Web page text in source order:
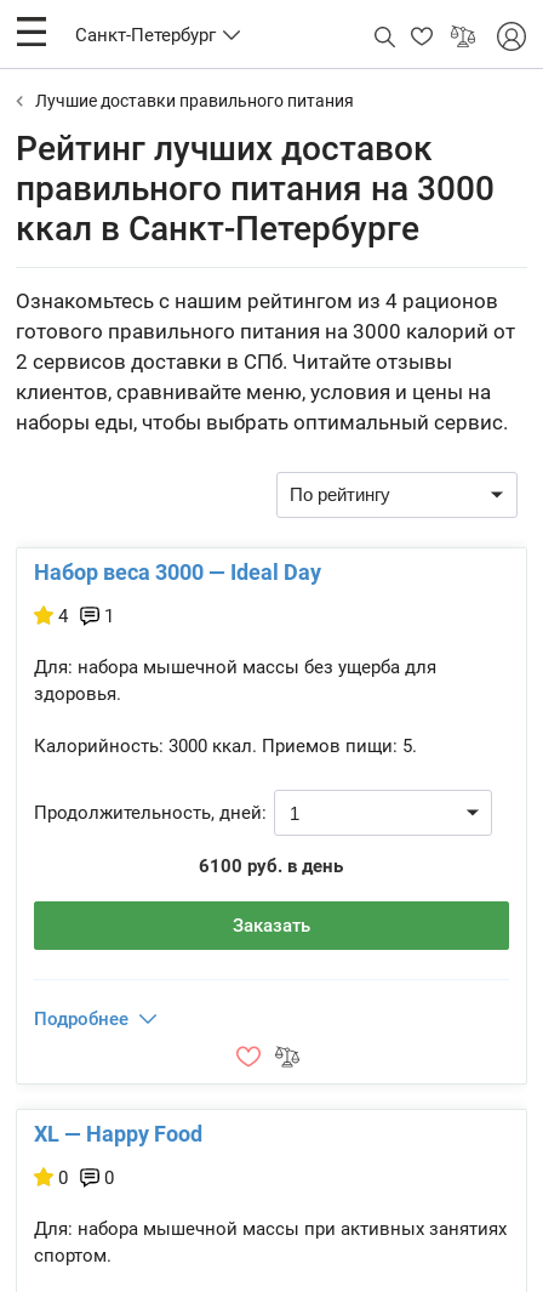
Санкт-Петербург
Лучшие доставки правильного питания
Рейтинг лучших доставок
правильного питания на 3000
ккал в Санкт-Петербурге
Ознакомьтесь с нашим рейтингом из 4 рационов
готового правильного питания на 3000 калорий от
2 сервисов доставки в СПб. Читайте отзывы
клиентов, сравнивайте меню, условия и цены на
наборы еды, чтобы выбрать оптимальный сервис.
Набор веса 3000 — Ideal Day
4 1
Для: набора мышечной массы без ущерба для
здоровья.
Калорийность: 3000 ккал. Приемов пищи: 5.
Продолжительность, дней:
6100 руб. в день
Заказать
Подробнее
XL — Happy Food
0 0
Для: набора мышечной массы при активных занятиях
спортом.